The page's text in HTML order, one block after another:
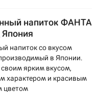
напиток ФАНТА
Япония
напиток со вкусом
в Японии.
своим ярким вкусом,
характером и красивым
цветом